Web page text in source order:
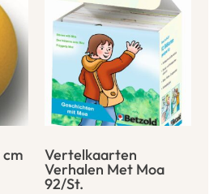
Vertelkaarten
Verhalen Met Moa
92/St.